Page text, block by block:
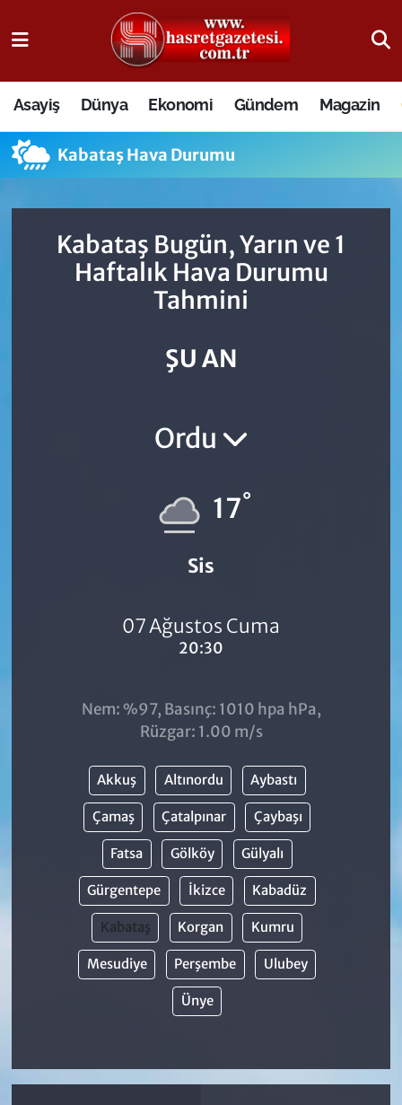
Asayiş Dünya Ekonomi Gündem Magazin
Kabataş Hava Durumu
Kabataş Bugün, Yarın ve 1
Haftalık Hava Durumu
Tahmini
ŞU AN
Ordu
17°
Sis
07 Ağustos Cuma
20:30
Nem: %97, Basınç: 1010 hpa hPa,
Rüzgar: 1.00 m/s
Akkuş Altınordu Aybastı
Çamaş Çatalpınar Çaybaşı
Fatsa Gölköy Gülyalı
Gürgentepe İkizce Kabadüz
Kabataş Korgan Kumru
Mesudiye Perşembe Ulubey
Ünye
Osmaniye Nöbetçi Eczaneler
Osmaniye Hava Durumu
Osmaniye Trafik Yoğunluk Haritası
Süper Lig Puan Durumu ve Fikstür
Tüm Manşetler
Son Dakika Haberleri